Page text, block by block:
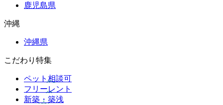
鹿児島県
沖縄
沖縄県
こだわり特集
ペット相談可
フリーレント
新築・築浅